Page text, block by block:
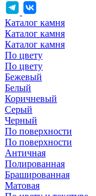
Каталог камня
Каталог камня
Каталог камня
По цвету
По цвету
Бежевый
Белый
Коричневый
Серый
Черный
По поверхности
По поверхности
Античная
Полированная
Брашированная
Матовая